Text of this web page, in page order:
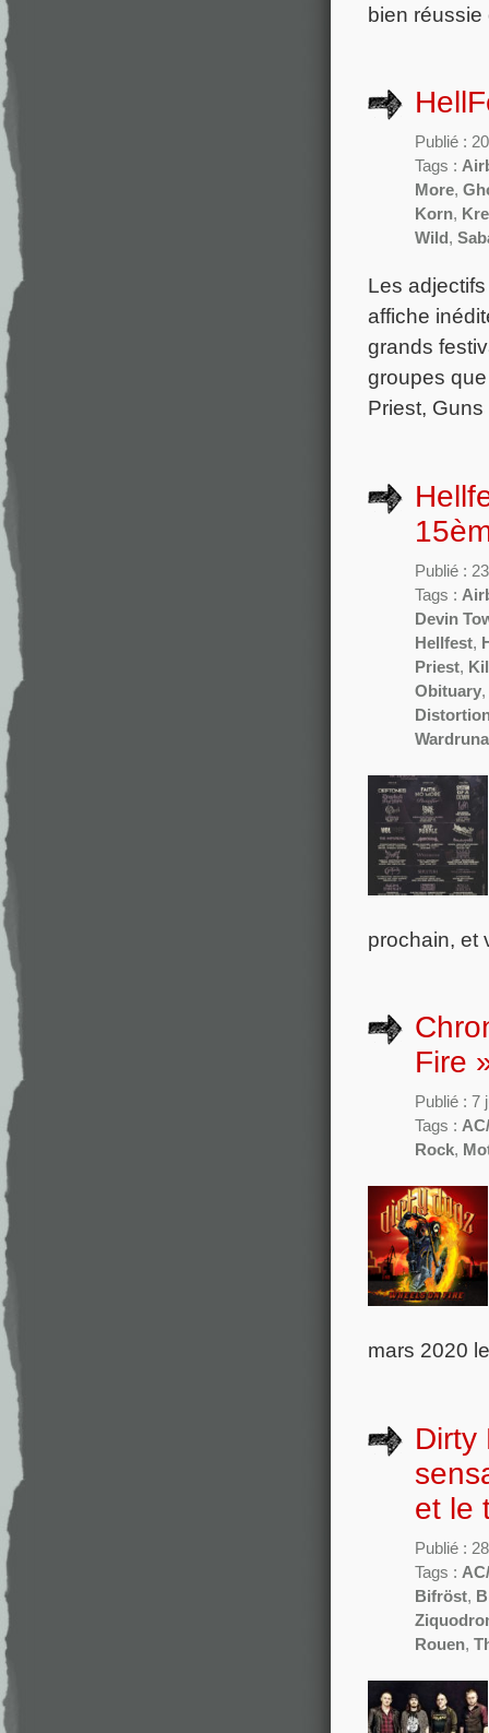
bien
Publié :
Tags :
More,
Korn,
Wild ,
Les
affiche
grands
groupes
Priest,
Publié :
Tags :
Devin
Hellfest,
Priest,
Obituary,
Wardruna
prochain, et
Fire
Publié : 7
Tags :
Rock,
mars 2020
Dirty
et le
Publié :
Tags :
Bifröst,
Rouen,